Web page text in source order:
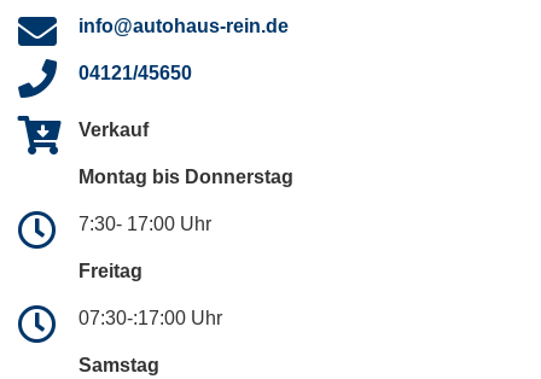
info@autohaus-rein.de
04121/45650
Verkauf
Montag bis Donnerstag
7:30- 17:00 Uhr
Freitag
07:30-:17:00 Uhr
Samstag